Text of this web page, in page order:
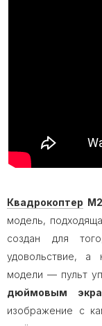
Квадрокоптер
модель,
создан для
удовольствие, а
модели — пульт
дюймовым
изображение с